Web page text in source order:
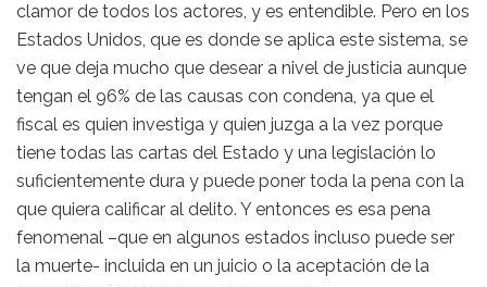
clamor de todos los actores, y es entendible. Pero en los
Estados Unidos, que es donde se aplica este sistema, se
ve que deja mucho que desear a nivel de justicia aunque
tengan el 96% de las causas con condena, ya que el
fiscal es quien investiga y quien juzga a la vez porque
tiene todas las cartas del Estado y una legislación lo
suficientemente dura y puede poner toda la pena con la
que quiera calificar al delito. Y entonces es esa pena
fenomenal –que en algunos estados incluso puede ser
la muerte- incluida en un juicio o la aceptación de la